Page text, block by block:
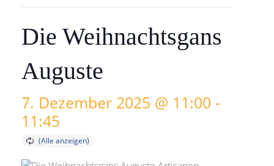
Die Weihnachtsgans
Auguste
7. Dezember 2025 @ 11:00 -
11:45